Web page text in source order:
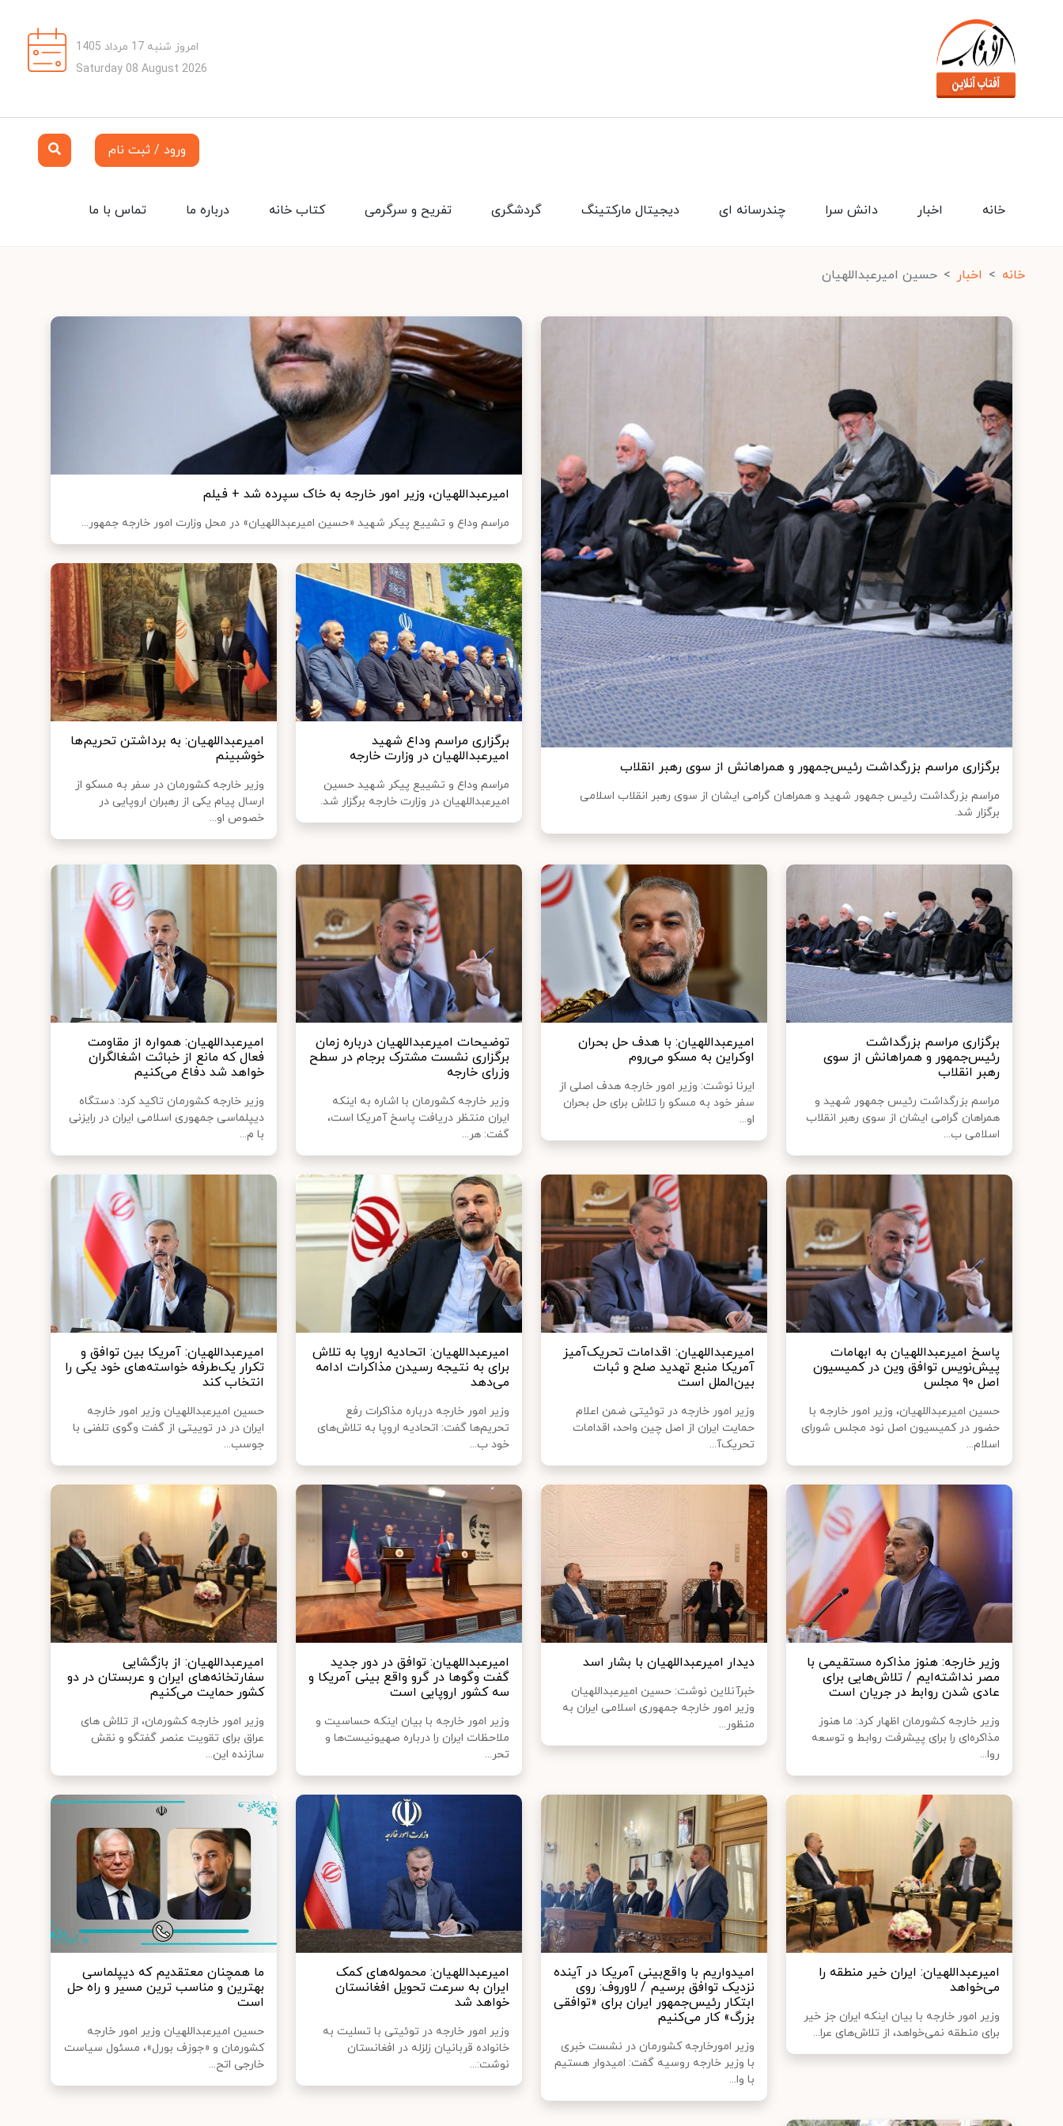
امروز شنبه 17 مرداد 1405
Saturday 08 August 2026
ورود / ثبت نام
تماس با ما درباره ما کتاب خانه تفریح و سرگرمی گردشگری دیجیتال مارکتینگ چندرسانه ای دانش سرا اخبار خانه
خانه اخبار حسین امیرعبداللهیان
برگزاری مراسم بزرگداشت رئیس‌جمهور و همراهانش از سوی رهبر انقلاب
مراسم بزرگداشت رئیس جمهور شهید و همراهان گرامی ایشان از سوی رهبر انقلاب اسلامی
برگزار شد.
امیرعبداللهیان، وزیر امور خارجه به خاک سپرده شد + فیلم
مراسم وداع و تشییع پیکر شهید «حسین امیرعبداللهیان» در محل وزارت امور خارجه جمهور...
برگزاری مراسم وداع شهید
امیرعبداللهیان در وزارت خارجه
مراسم وداع و تشییع پیکر شهید حسین
امیرعبداللهیان در وزارت خارجه برگزار شد.
امیرعبداللهیان: به برداشتن تحریم‌ها
خوشبینم
وزیر خارجه کشورمان در سفر به مسکو از
ارسال پیام یکی از رهبران اروپایی در
خصوص او...
برگزاری مراسم بزرگداشت
رئیس‌جمهور و همراهانش از سوی
رهبر انقلاب
مراسم بزرگداشت رئیس جمهور شهید و
همراهان گرامی ایشان از سوی رهبر انقلاب
اسلامی ب...
امیرعبداللهیان: با هدف حل بحران
اوکراین به مسکو می‌روم
ایرنا نوشت: وزیر امور خارجه هدف اصلی از
سفر خود به مسکو را تلاش برای حل بحران
او...
توضیحات امیرعبداللهیان درباره زمان
برگزاری نشست مشترک برجام در سطح
وزرای خارجه
وزیر خارجه کشورمان با اشاره به اینکه
ایران منتظر دریافت پاسخ آمریکا است،
گفت: هر...
امیرعبداللهیان: همواره از مقاومت
فعال که مانع از خباثت اشغالگران
خواهد شد دفاع می‌کنیم
وزیر خارجه کشورمان تاکید کرد: دستگاه
دیپلماسی جمهوری اسلامی ایران در رایزنی
با م...
پاسخ امیرعبداللهیان به ابهامات
پیش‌نویس توافق وین در کمیسیون
اصل ۹۰ مجلس
حسین امیرعبداللهیان، وزیر امور خارجه با
حضور در کمیسیون اصل نود مجلس شورای
اسلام...
امیرعبداللهیان: اقدامات تحریک‌آمیز
آمریکا منبع تهدید صلح و ثبات
بین‌الملل است
وزیر امور خارجه در توئیتی ضمن اعلام
حمایت ایران از اصل چین واحد، اقدامات
تحریک‌آ...
امیرعبداللهیان: اتحادیه اروپا به تلاش
برای به نتیجه رسیدن مذاکرات ادامه
می‌دهد
وزیر امور خارجه درباره مذاکرات رفع
تحریم‌ها گفت: اتحادیه اروپا به تلاش‌های
خود ب...
امیرعبداللهیان: آمریکا بین توافق و
تکرار یک‌طرفه خواسته‌های خود یکی را
انتخاب کند
حسین امیرعبداللهیان وزیر امور خارجه
ایران در در توییتی از گفت وگوی تلفنی با
جوسب...
وزیر خارجه: هنوز مذاکره مستقیمی با
مصر نداشته‌ایم / تلاش‌هایی برای
عادی شدن روابط در جریان است
وزیر خارجه کشورمان اظهار کرد: ما هنوز
مذاکره‌ای را برای پیشرفت روابط و توسعه
روا...
دیدار امیرعبداللهیان با بشار اسد
خبرآنلاین نوشت: حسین امیرعبداللهیان
وزیر امور خارجه جمهوری اسلامی ایران به
منظور...
امیرعبداللهیان: توافق در دور جدید
گفت‌ وگوها در گرو واقع بینی آمریکا و
سه کشور اروپایی است
وزیر امور خارجه با بیان اینکه حساسیت و
ملاحظات ایران را درباره صهیونیست‌ها و
تحر...
امیرعبداللهیان: از بازگشایی
سفارتخانه‌های ایران و عربستان در دو
کشور حمایت می‌کنیم
وزیر امور خارجه کشورمان، از تلاش های
عراق برای تقویت عنصر گفتگو و نقش
سازنده این...
امیرعبداللهیان: ایران خیر منطقه را
می‌خواهد
وزیر امور خارجه با بیان اینکه ایران جز خیر
برای منطقه نمی‌خواهد، از تلاش‌های عرا...
امیدواریم با واقع‌بینی آمریکا در آینده
نزدیک توافق برسیم / لاوروف: روی
ابتکار رئیس‌جمهور ایران برای «توافقی
بزرگ» کار می‌کنیم
وزیر امورخارجه کشورمان در نشست خبری
با وزیر خارجه روسیه گفت: امیدوار هستیم
با وا...
امیرعبداللهیان: محموله‌های کمک
ایران به سرعت تحویل افغانستان
خواهد شد
وزیر امور خارجه در توئیتی با تسلیت به
خانواده‌ قربانیان زلزله در افغانستان
نوشت:...
ما همچنان معتقدیم که دیپلماسی
بهترین و مناسب ترین مسیر و راه حل
است
حسین امیرعبداللهیان وزیر امور خارجه
کشورمان و «جوزف بورل»، مسئول سیاست
خارجی اتح...